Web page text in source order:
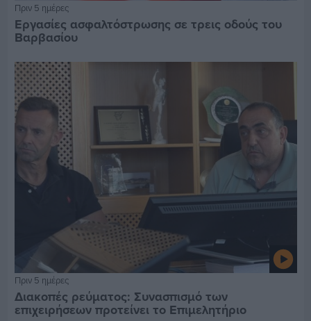
Πριν 5 ημέρες
Εργασίες ασφαλτόστρωσης σε τρεις οδούς του
Βαρβασίου
Πριν 5 ημέρες
Διακοπές ρεύματος: Συνασπισμό των
επιχειρήσεων προτείνει το Επιμελητήριο